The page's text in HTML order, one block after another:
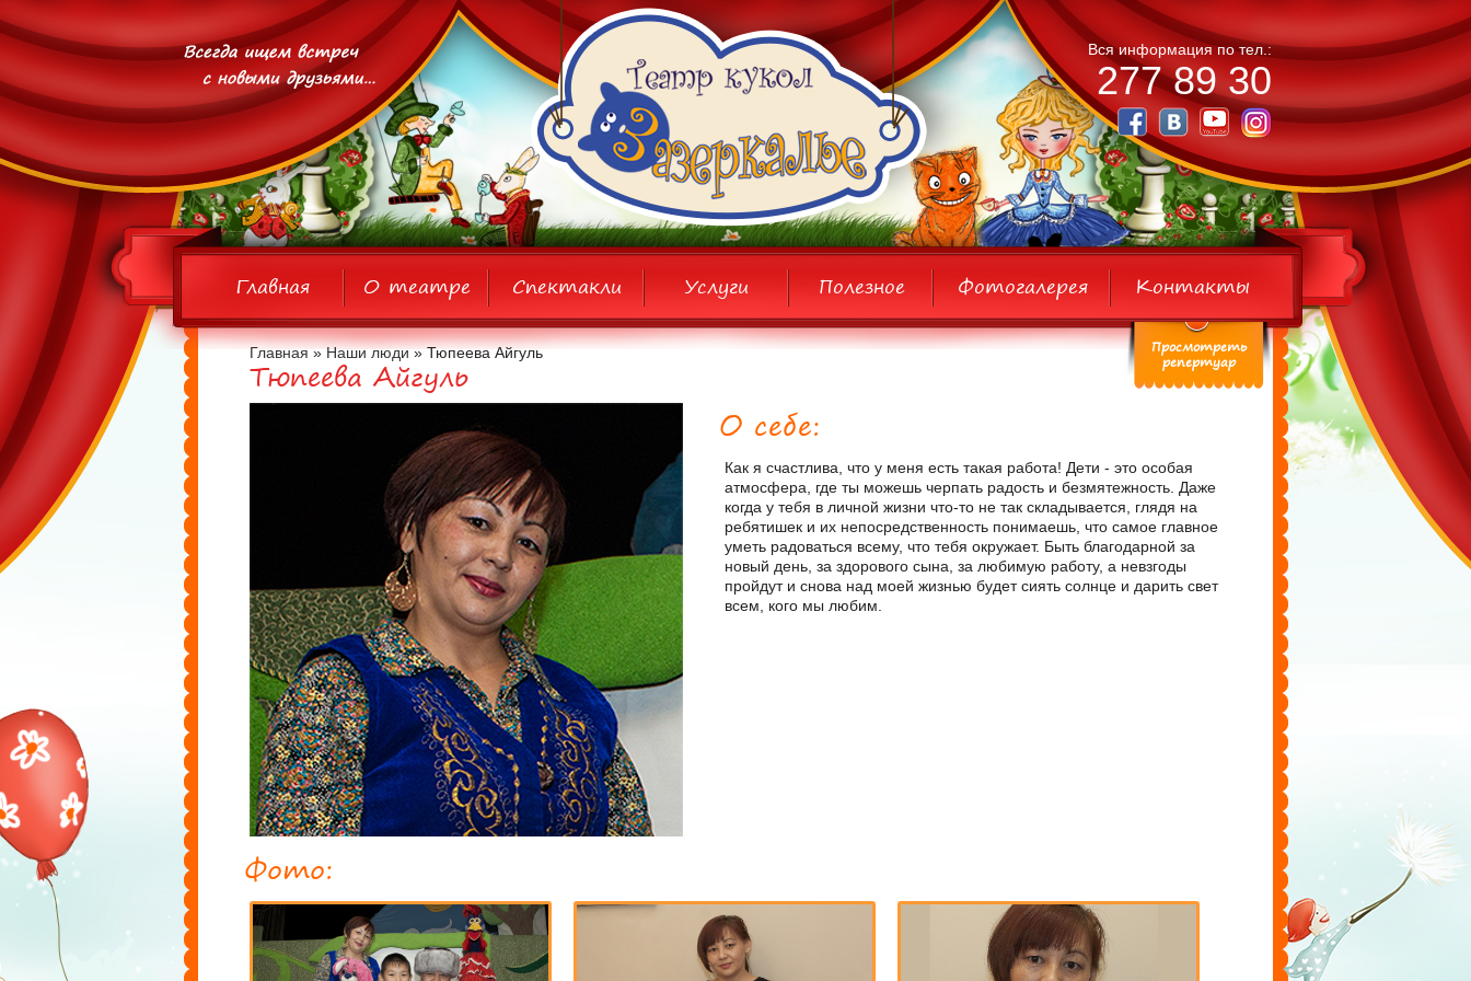
Вся информация по тел.:
277 89 30
Главная О театре Спектакли Услуги Полезное Фотогалерея Контакты
Просмотреть
репертуар
Главная »Наши люди» Тюпеева Айгуль
Тюпеева Айгуль
О себе:
Как я счастлива, что у меня есть такая работа! Дети - это особая
атмосфера, где ты можешь черпать радость и безмятежность. Даже
когда у тебя в личной жизни что-то не так складывается, глядя на
ребятишек и их непосредственность понимаешь, что самое главное
уметь радоваться всему, что тебя окружает. Быть благодарной за
новый день, за здорового сына, за любимую работу, а невзгоды
пройдут и снова над моей жизнью будет сиять солнце и дарить свет
всем, кого мы любим.
Фото: